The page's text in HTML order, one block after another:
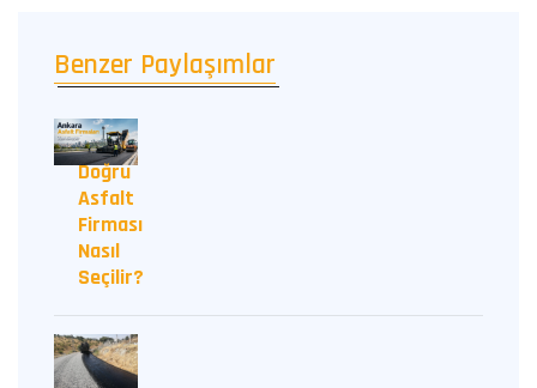
Benzer Paylaşımlar
Doğru
Asfalt
Firması
Nasıl
Seçilir?